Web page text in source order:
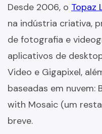
Desde 2006, o Topaz
na indústria criativa,
de fotografia e
aplicativos de
Video e Gigapixel,
baseadas em nuvem:
with Mosaic (um
breve.